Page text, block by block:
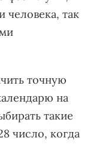
человека, так
точную
на
такие
число, когда